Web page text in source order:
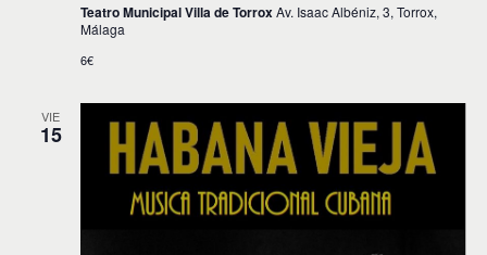
Teatro Municipal Villa de TorroxAv. Isaac Albéniz, 3, Torrox,
Málaga
6€
VIE
15